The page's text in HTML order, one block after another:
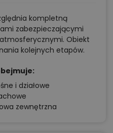
wygląd budynku.
formą, ale
Państwo domu, który
ten może być
gotowi, by wspólnie z
wnętrze, materiały i
kompletną
zabezpieczającymi
Obiekt
kolejnych etapów.
i działowe
zewnętrzna